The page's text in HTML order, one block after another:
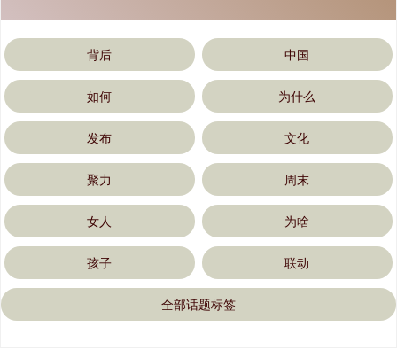
背后 中国
如何 为什么
发布 文化
聚力 周末
女人 为啥
孩子 联动
全部话题标签